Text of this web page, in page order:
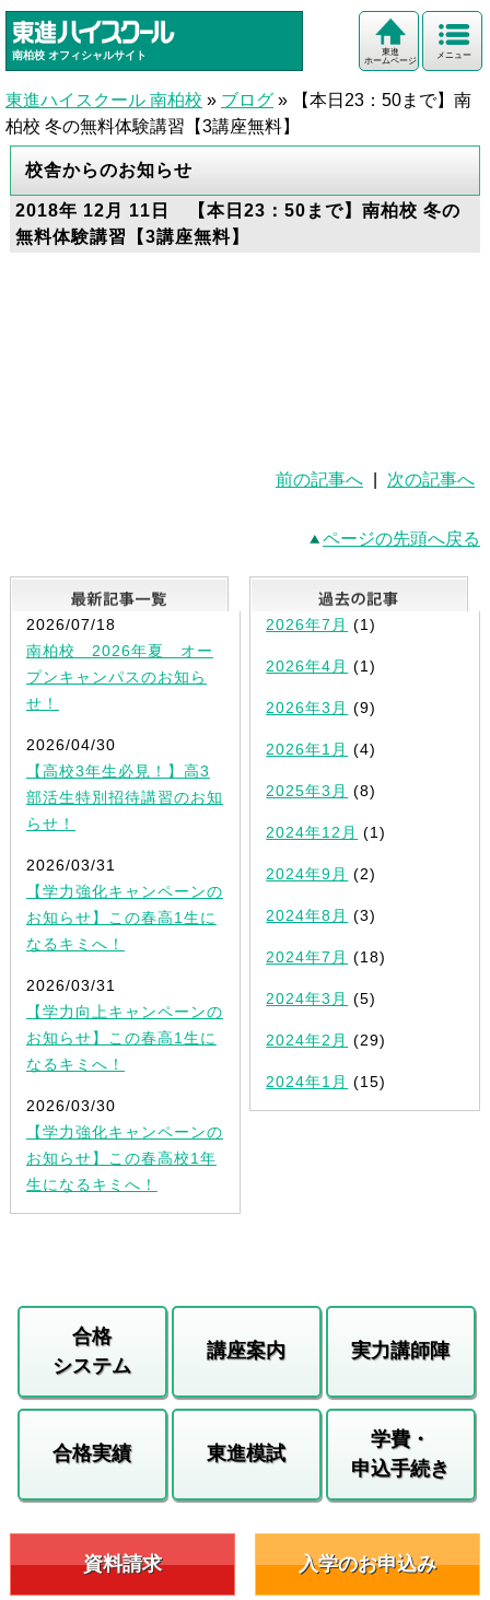
南柏校 オフィシャルサイト メニュー
東進
ホームページ
東進ハイスクール 南柏校 » ブログ »
【本日23：50まで】南
柏校 冬の無料体験講習【3講座無料】
校舎からのお知らせ
2018年 12月 11日 【本日23：50まで】南柏校 冬の
無料体験講習【3講座無料】
前の記事へ 次の記事へ
ページの先頭へ戻る
最新記事一覧
2026/07/18
南柏校 2026年夏 オー
プンキャンパスのお知ら
せ！
2026/04/30
【高校3年生必見！】高3
部活生特別招待講習のお知
らせ！
2026/03/31
【学力強化キャンペーンの
お知らせ】この春高1生に
なるキミへ！
2026/03/31
【学力向上キャンペーンの
お知らせ】この春高1生に
なるキミへ！
2026/03/30
【学力強化キャンペーンの
お知らせ】この春高校1年
生になるキミへ！
2026年7月 (1)
2026年4月 (1)
2026年3月 (9)
2026年1月 (4)
2025年3月 (8)
2024年12月 (1)
2024年9月 (2)
2024年8月 (3)
2024年7月 (18)
2024年3月 (5)
2024年2月 (29)
2024年1月 (15)
合格
システム
講座案内 実力講師陣
合格実績 東進模試
学費・
申込手続き
資料請求 入学のお申込み